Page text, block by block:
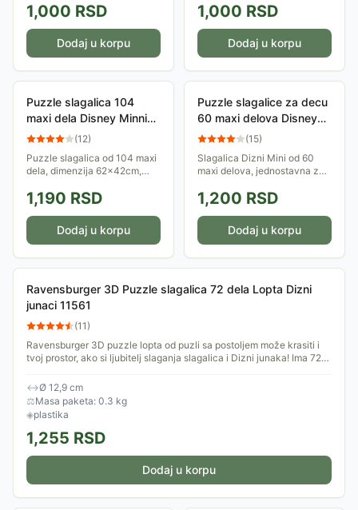
1,000 RSD
Dodaj u korpu
1,000 RSD
Dodaj u korpu
Puzzle slagalica 104
maxi dela Disney Minnie
Clementoni 23708
(12)
Puzzle slagalica od 104 maxi
dela, dimenzija 62x42cm,
junakinje Mini i Patu.
Inspirisaće decu da se igraju,
maštaju i pri...
1,190 RSD
Dodaj u korpu
Puzzle slagalice za decu
60 maxi delova Disney
Minnie Happy Helpers
(15)
Slagalica Dizni Mini od 60
maxi delova, jednostavna za
početnike i najmlađe ljubitelje
slaganja. Puzzle su jedna od
omiljenih...
1,200 RSD
Dodaj u korpu
Ravensburger 3D Puzzle slagalica 72 dela Lopta Dizni
junaci 11561
(11)
Ravensburger 3D puzzle lopta od puzli sa postoljem može krasiti i
tvoj prostor, ako si ljubitelj slaganja slagalica i Dizni junaka! Ima 72
↔Ø 12,9 cm
⚖Masa paketa: 0.3 kg
◈plastika
1,255 RSD
Dodaj u korpu